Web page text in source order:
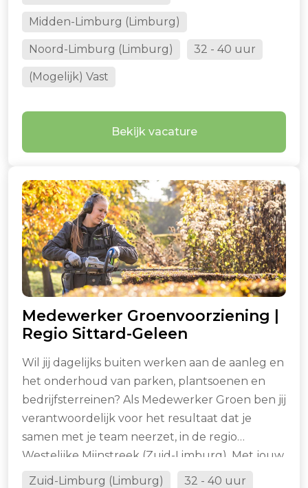
Midden-Limburg (Limburg)
Noord-Limburg (Limburg) 32 - 40 uur
(Mogelijk) Vast
Bekijk vacature
Medewerker Groenvoorziening |
Regio Sittard-Geleen
Wil jij dagelijks buiten werken aan de aanleg en
het onderhoud van parken, plantsoenen en
bedrijfsterreinen? Als Medewerker Groen ben jij
verantwoordelijk voor het resultaat dat je
samen met je team neerzet, in de regio
Westelijke Mijnstreek (Zuid-Limburg). Met jouw
vakkennis en inzet zorg je voor een nette en
Zuid-Limburg (Limburg) 32 - 40 uur